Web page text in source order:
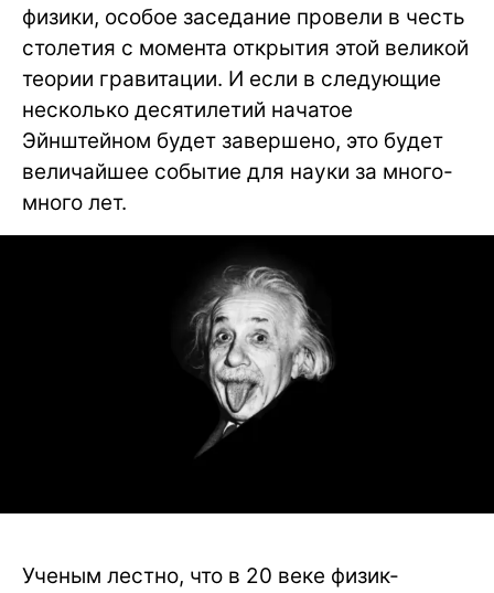
физики, особое заседание провели в честь
столетия с момента открытия этой великой
теории гравитации. И если в следующие
несколько десятилетий начатое
Эйнштейном будет завершено, это будет
величайшее событие для науки за много-
много лет.
Ученым лестно, что в 20 веке физик-